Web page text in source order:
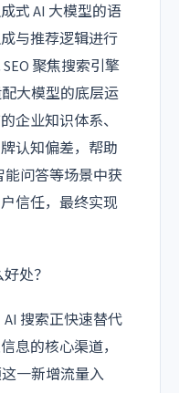
式 AI 大模型的语
与推荐逻辑进行
聚焦搜索引擎
大模型的底层运
企业知识体系、
认知偏差，帮助
能问答等场景中获
信任，最终实现
处？
搜索正快速替代
息的核心渠道，
一新增流量入